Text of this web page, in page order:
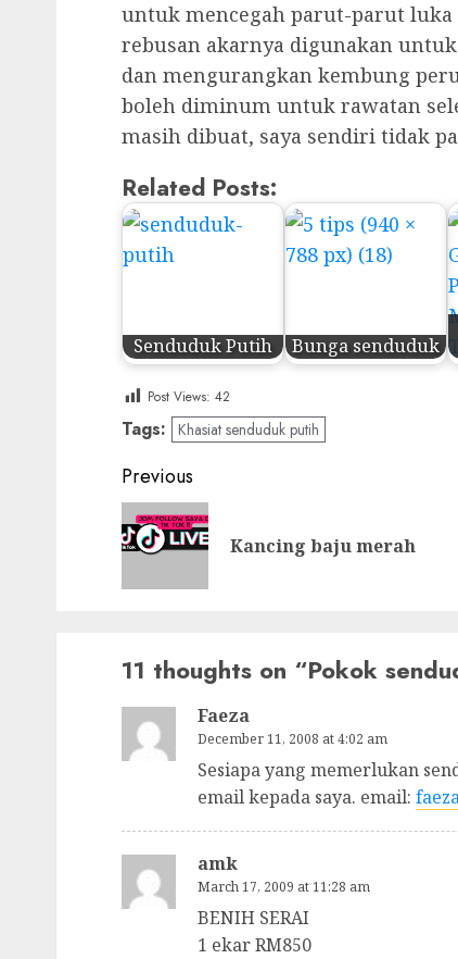
untuk mencegah parut-parut luka
rebusan akarnya digunakan
dan mengurangkan kembung
boleh diminum untuk rawatan
masih dibuat, saya sendiri tidak
Related Posts:
Senduduk Putih Bunga senduduk
Post Views: 42
Tags: Khasiat senduduk putih
Post
navigation
Previous
Kancing baju merah
11 thoughts on “Pokok
Faeza
December 11, 2008 at 4:02 am
Sesiapa yang memerlukan
email kepada saya. email:
amk
March 17, 2009 at 11:28 am
BENIH SERAI
1 ekar RM850